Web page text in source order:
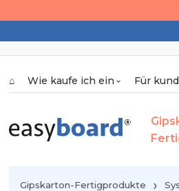
⌂ Wie kaufe ich ein Für
Gipskarton-Fertigprodukte